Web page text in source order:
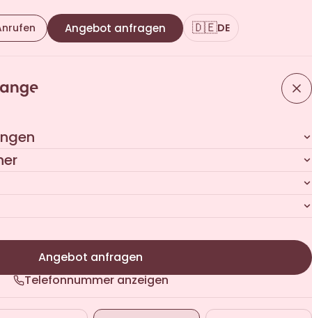
Angebot anfragen 🇩🇪DE
Angebot anfragen
Telefonnummer anzeigen